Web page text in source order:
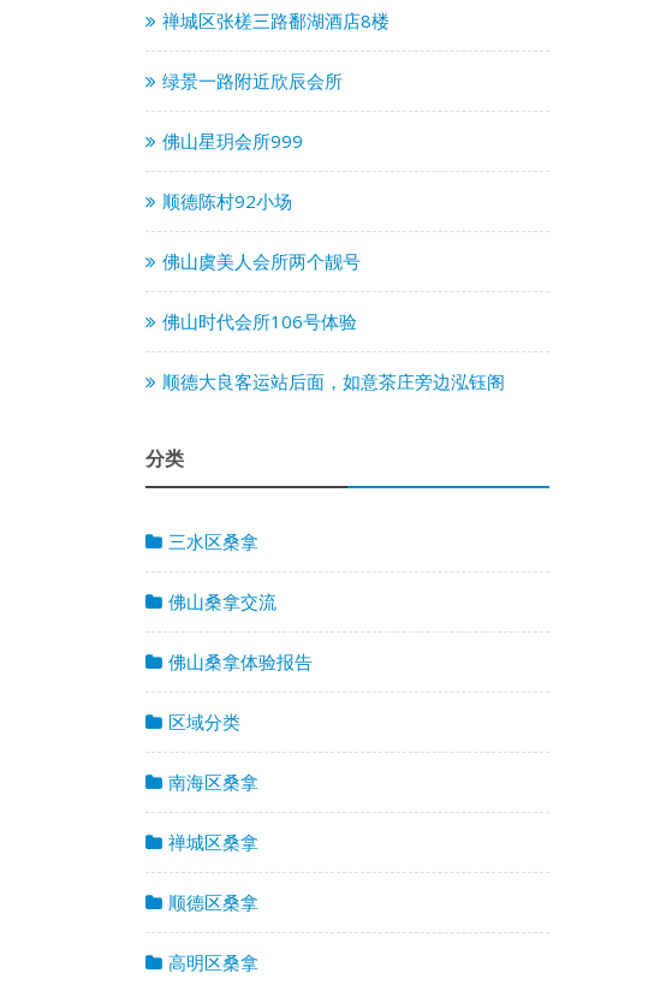
禅城区张槎三路鄱湖酒店8楼
绿景一路附近欣辰会所
佛山星玥会所999
顺德陈村92小场
佛山虞美人会所两个靓号
佛山时代会所106号体验
顺德大良客运站后面，如意茶庄旁边泓钰阁
分类
三水区桑拿
佛山桑拿交流
佛山桑拿体验报告
区域分类
南海区桑拿
禅城区桑拿
顺德区桑拿
高明区桑拿